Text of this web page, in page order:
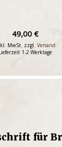
49,00 €
MwSt. zzgl. Versand
1-2 Werktage
für